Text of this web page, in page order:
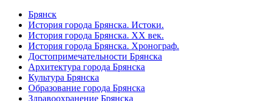
Брянск
История города Брянска. Истоки.
История города Брянска. XX век.
История города Брянска. Хронограф.
Достопримечательности Брянска
Архитектура города Брянска
Культура Брянска
Образование города Брянска
Здравоохранение Брянска